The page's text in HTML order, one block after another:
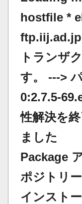
hostfile *
ftp.iij.ad.jp
トランザ
す。 --->
0:2.7.5-
性解決を
ました
Package
ポジトリ
インスト